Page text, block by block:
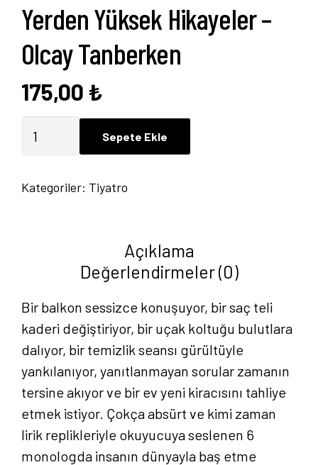
Yerden Yüksek Hikayeler –
Olcay Tanberken
175,00 ₺
Yüksek
-
Sepete Ekle
Kategoriler: Tiyatro
Açıklama
Değerlendirmeler (0)
Bir balkon sessizce konuşuyor, bir saç teli
kaderi değiştiriyor, bir uçak koltuğu bulutlara
dalıyor, bir temizlik seansı gürültüyle
yankılanıyor, yanıtlanmayan sorular zamanın
tersine akıyor ve bir ev yeni kiracısını tahliye
etmek istiyor. Çokça absürt ve kimi zaman
lirik replikleriyle okuyucuya seslenen 6
monologda insanın dünyayla baş etme